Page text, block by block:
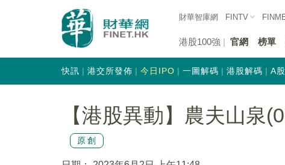
財華智庫網 FINTV
港股100強 官網 榜單
快訊 港交所發佈 今日IPO 一圖解碼 港股解碼 A
【港股異動】農夫山泉
原創